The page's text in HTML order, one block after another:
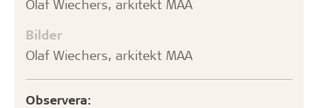
Olaf Wiechers, arkitekt MAA
Bilder
Olaf Wiechers, arkitekt MAA
Observera: